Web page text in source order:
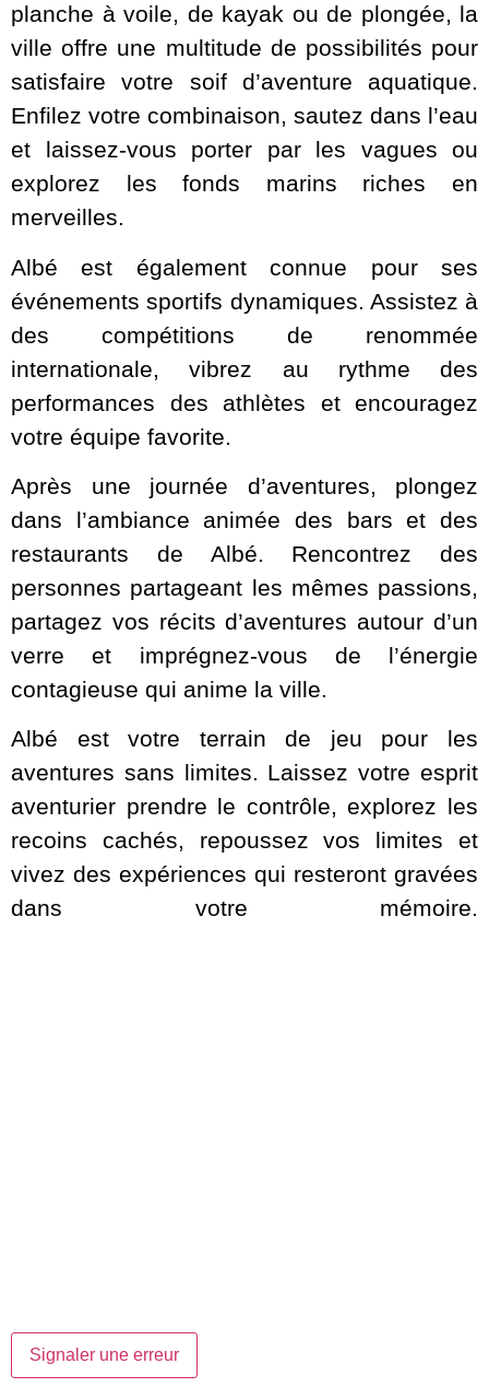
planche à voile, de kayak ou de plongée, la
ville offre une multitude de possibilités pour
satisfaire votre soif d’aventure aquatique.
Enfilez votre combinaison, sautez dans l’eau
et laissez-vous porter par les vagues ou
explorez les fonds marins riches en
merveilles.
Albé est également connue pour ses
événements sportifs dynamiques. Assistez à
des compétitions de renommée
internationale, vibrez au rythme des
performances des athlètes et encouragez
votre équipe favorite.
Après une journée d’aventures, plongez
dans l’ambiance animée des bars et des
restaurants de Albé. Rencontrez des
personnes partageant les mêmes passions,
partagez vos récits d’aventures autour d’un
verre et imprégnez-vous de l’énergie
contagieuse qui anime la ville.
Albé est votre terrain de jeu pour les
aventures sans limites. Laissez votre esprit
aventurier prendre le contrôle, explorez les
recoins cachés, repoussez vos limites et
vivez des expériences qui resteront gravées
dans votre mémoire.
Signaler une erreur